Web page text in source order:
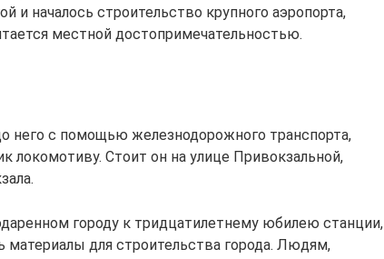
и началось строительство крупного аэропорта,
местной достопримечательностью.
него с помощью железнодорожного транспорта,
локомотиву. Стоит он на улице Привокзальной,
городу к тридцатилетнему юбилею станции,
материалы для строительства города. Людям,